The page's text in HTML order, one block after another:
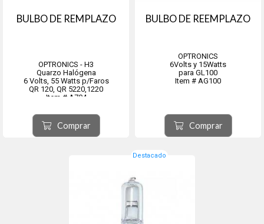
BULBO DE REMPLAZO
OPTRONICS - H3
Quarzo Halógena
6 Volts, 55 Watts p/Faros
QR 120, QR 5220,1220
Item # A704
Comprar
BULBO DE REEMPLAZO
OPTRONICS
6Volts y 15Watts
para GL100
Item # AG100
Comprar
Destacado